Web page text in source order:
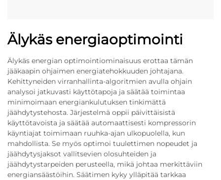
Älykäs energiaoptimointi
Älykäs energian optimointiominaisuus erottaa tämän
jääkaapin ohjaimen energiatehokkuuden johtajana.
Kehittyneiden virranhallinta-algoritmien avulla ohjain
analysoi jatkuvasti käyttötapoja ja säätää toimintaa
minimoimaan energiankulutuksen tinkimättä
jäähdytystehosta. Järjestelmä oppii päivittäisistä
käyttötavoista ja säätää automaattisesti kompressorin
käyntiajat toimimaan ruuhka-ajan ulkopuolella, kun
mahdollista. Se myös optimoi tuulettimen nopeudet ja
jäähdytysjaksot vallitsevien olosuhteiden ja
jäähdytystarpeiden perusteella, mikä johtaa merkittäviin
energiansäästöihin. Säätimen kyky ylläpitää tarkkaa